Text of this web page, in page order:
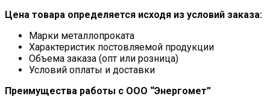
Цена товара определяется исходя из условий заказа:
Марки металлопроката
Характеристик постовляемой продукции
Объема заказа (опт или розница)
Условий оплаты и доставки
Преимущества работы с ООО “Энергомет”